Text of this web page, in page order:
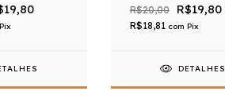
Pix
R$20,00 R$19,80
R$18,81 com Pix
DETALHES